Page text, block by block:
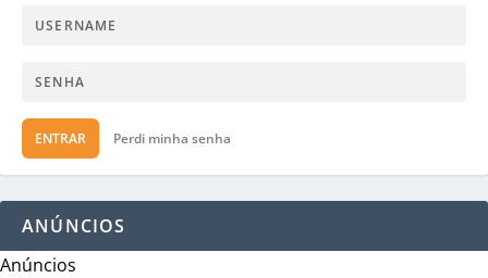
ENTRAR Perdi minha senha
ANÚNCIOS
Anúncios